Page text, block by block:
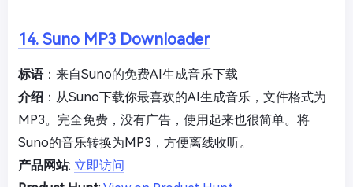
14. Suno MP3 Downloader
标语：来自Suno的免费AI生成音乐下载
介绍 ：从Suno下载你最喜欢的AI生成音乐，文件格式为
MP3。完全免费，没有广告，使用起来也很简单。将
Suno的音乐转换为MP3，方便离线收听。
产品网站: 立即访问